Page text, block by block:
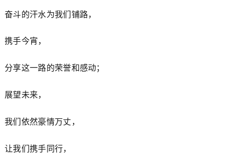
奋斗的汗水为我们铺路，
携手今宵，
分享这一路的荣誉和感动；
展望未来，
我们依然豪情万丈，
让我们携手同行，